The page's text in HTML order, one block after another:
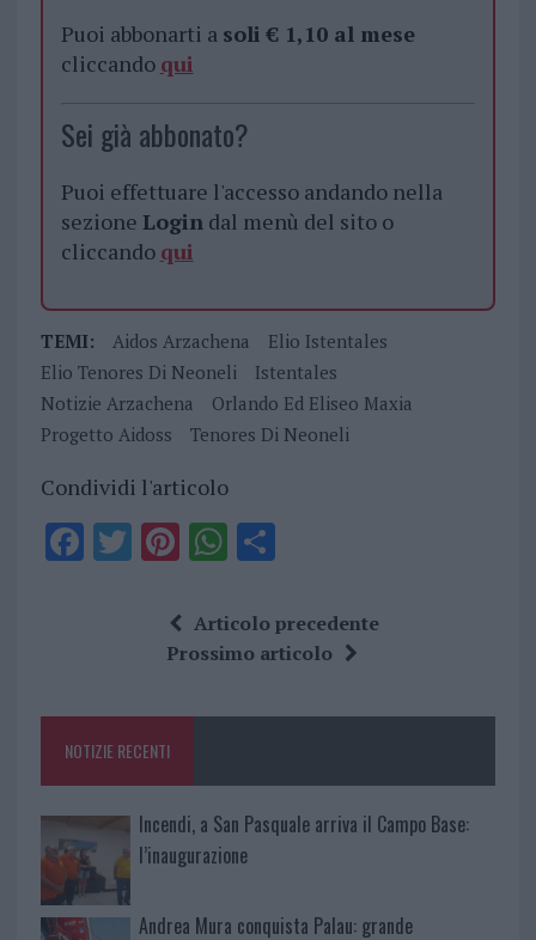
Puoi abbonarti a soli € 1,10 al mese
cliccando qui
Sei già abbonato?
Puoi effettuare l'accesso andando nella
sezione Logindal menù del sito o
cliccando qui
TEMI: Aidos Arzachena
Elio Istentales
Elio Tenores Di Neoneli
Istentales
Notizie Arzachena
Orlando Ed Eliseo Maxia
Progetto Aidoss
Tenores Di Neoneli
Condividi l'articolo
F
o
k
T Pi
te
re
W
at
s
p
S
a
re
Articolo precedente
Prossimo articolo
NOTIZIE RECENTI
Incendi, a San Pasquale arriva il Campo Base:
l’inaugurazione
Andrea Mura conquista Palau: grande